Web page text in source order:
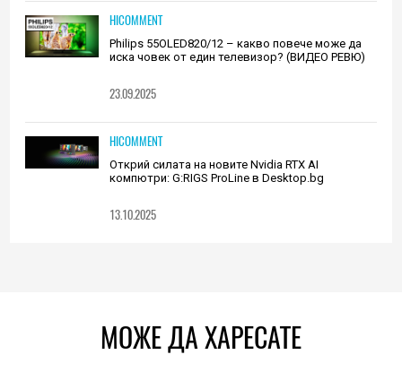
HICOMMENT
Philips 55OLED820/12 – какво повече може да
иска човек от един телевизор? (ВИДЕО РЕВЮ)
23.09.2025
HICOMMENT
Открий силата на новите Nvidia RTX AI
компютри: G:RIGS ProLine в Desktop.bg
13.10.2025
МОЖЕ ДА ХАРЕСАТЕ